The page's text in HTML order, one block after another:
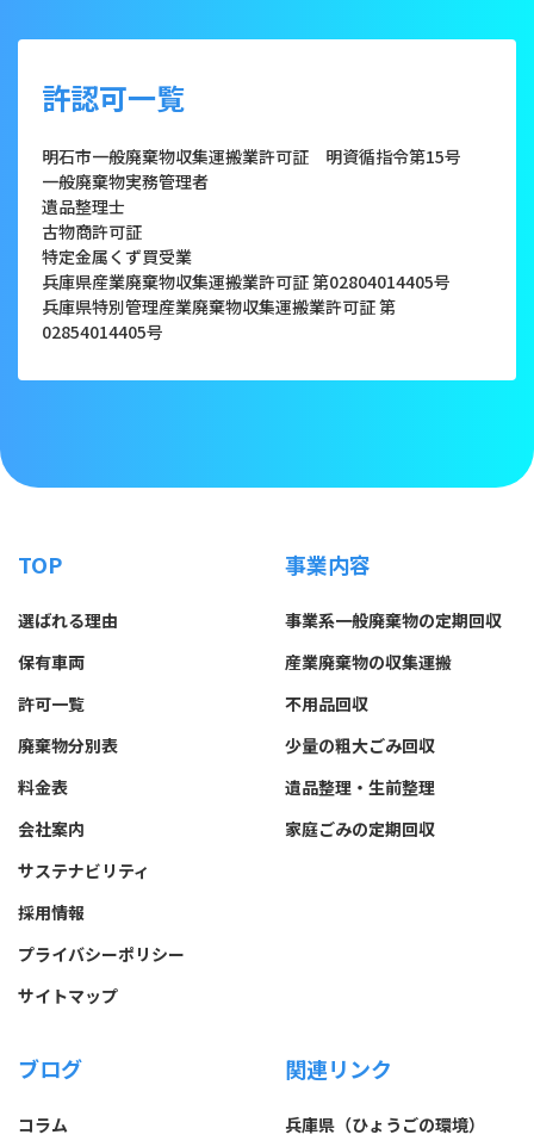
許認可一覧
明石市一般廃棄物収集運搬業許可証 明資循指令第15号
一般廃棄物実務管理者
遺品整理士
古物商許可証
特定金属くず買受業
兵庫県産業廃棄物収集運搬業許可証 第02804014405号
兵庫県特別管理産業廃棄物収集運搬業許可証 第
02854014405号
TOP
選ばれる理由
保有車両
許可一覧
廃棄物分別表
料金表
会社案内
サステナビリティ
採用情報
プライバシーポリシー
サイトマップ
事業内容
事業系一般廃棄物の定期回収
産業廃棄物の収集運搬
不用品回収
少量の粗大ごみ回収
遺品整理・生前整理
家庭ごみの定期回収
ブログ
コラム
関連リンク
兵庫県（ひょうごの環境）